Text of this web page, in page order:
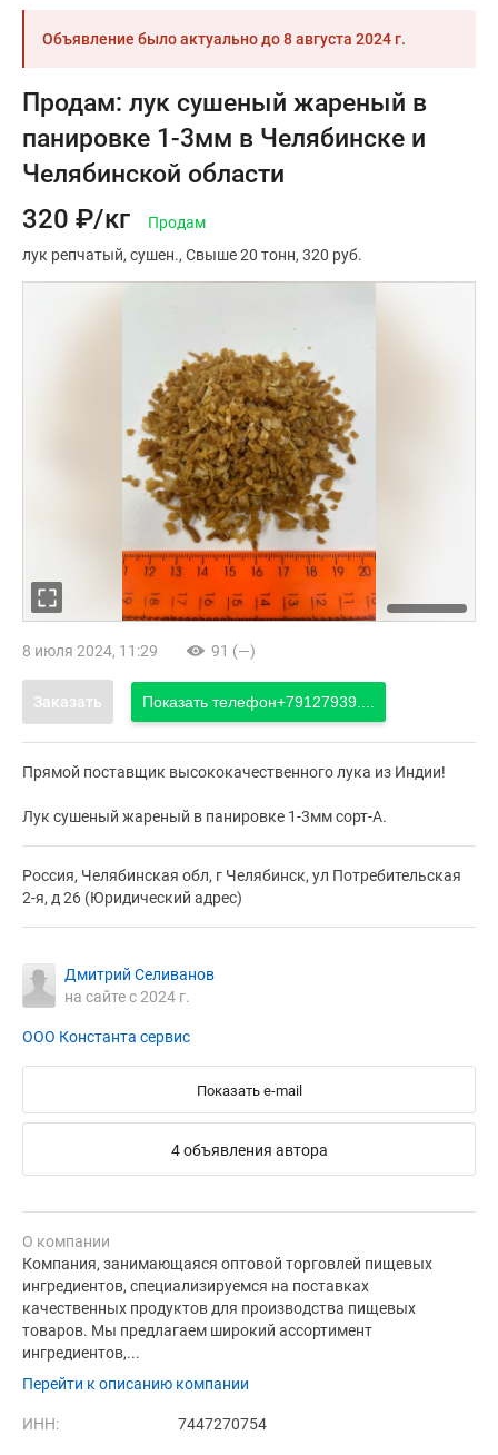
Объявление было актуально до8 августа 2024 г.
Продам: лук сушеный жареный в
панировке 1-3мм в Челябинске и
Челябинской области
320 ₽/кг
Продам
лук репчатый сушен. Свыше 20 тонн 320 руб.
8 июля 2024, 11:29 91 (—)
Заказать Показать телефон+79127939....
Прямой поставщик высококачественного лука из Индии!
Лук сушеный жареный в панировке 1-3мм сорт-А.
Россия, Челябинская обл, г Челябинск, ул Потребительская
2-я, д 26 (Юридический адрес)
Дмитрий Селиванов
на сайте с 2024 г.
ООО Константа сервис
Показать e-mail
4 объявления автора
О компании
Компания, занимающаяся оптовой торговлей пищевых
ингредиентов, специализируемся на поставках
качественных продуктов для производства пищевых
товаров. Мы предлагаем широкий ассортимент
ингредиентов,...
Перейти к описанию компании
ИНН: 7447270754